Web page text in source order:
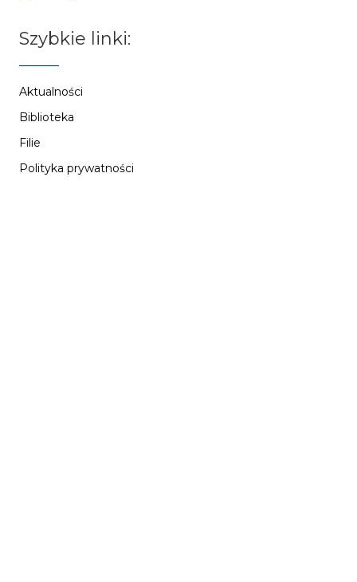
Szybkie linki:
Aktualności
Biblioteka
Filie
Polityka prywatności